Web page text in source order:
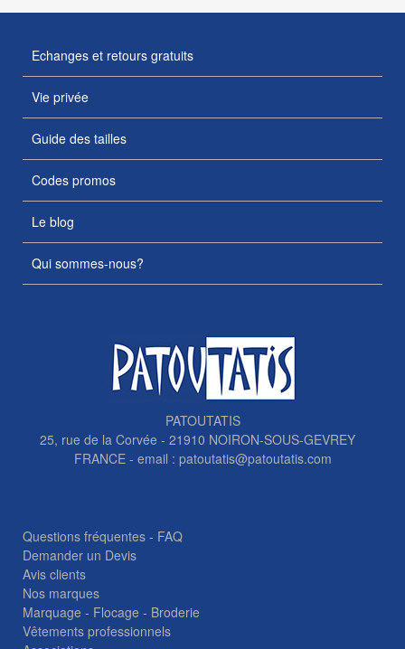
Echanges et retours gratuits
Vie privée
Guide des tailles
Codes promos
Le blog
Qui sommes-nous?
PATOUTATIS
25, rue de la Corvée - 21910 NOIRON-SOUS-GEVREY
FRANCE - email : patoutatis@patoutatis.com
Questions fréquentes - FAQ
Demander un Devis
Avis clients
Nos marques
Marquage - Flocage - Broderie
Vêtements professionnels